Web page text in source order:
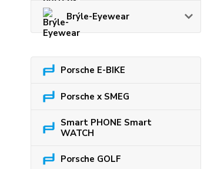
Brýle-Eyewear
Porsche E-BIKE
Porsche x SMEG
Smart PHONE Smart
WATCH
Porsche GOLF